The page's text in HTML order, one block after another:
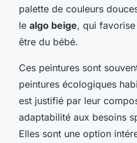
palette de couleurs
le algo beige, qui
être du bébé.
Ces peintures sont
peintures écologiques
est justifié par leur
adaptabilité aux besoins
Elles sont une option